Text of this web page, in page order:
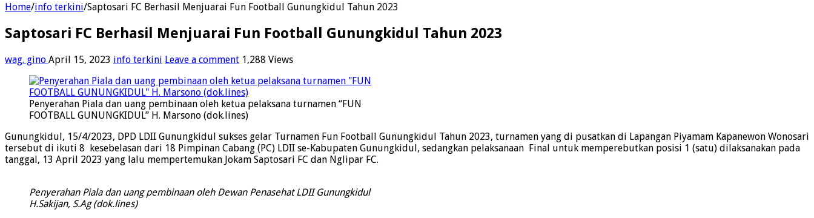
Home/info terkini/Saptosari FC Berhasil Menjuarai Fun Football Gunungkidul Tahun 2023
Saptosari FC Berhasil Menjuarai Fun Football Gunungkidul Tahun 2023
wag. gino April 15, 2023 info terkini Leave a comment 1,288 Views
Penyerahan Piala dan uang pembinaan oleh ketua pelaksana turnamen “FUN
FOOTBALL GUNUNGKIDUL” H. Marsono (dok.lines)
Gunungkidul, 15/4/2023, DPD LDII Gunungkidul sukses gelar Turnamen Fun Football Gunungkidul Tahun 2023, turnamen yang di pusatkan di Lapangan Piyamam Kapanewon Wonosari
tersebut di ikuti 8 kesebelasan dari 18 Pimpinan Cabang (PC) LDII se-Kabupaten Gunungkidul, sedangkan pelaksanaan Final untuk memperebutkan posisi 1 (satu) dilaksanakan pada
tanggal, 13 April 2023 yang lalu mempertemukan Jokam Saptosari FC dan Nglipar FC.
Penyerahan Piala dan uang pembinaan oleh Dewan Penasehat LDII Gunungkidul
H.Sakijan, S.Ag (dok.lines)